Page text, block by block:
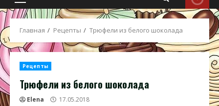
Основное
меню
Главная Рецепты Трюфели из белого шоколада
Рецепты
Трюфели из белого шоколада
Elena 17.05.2018